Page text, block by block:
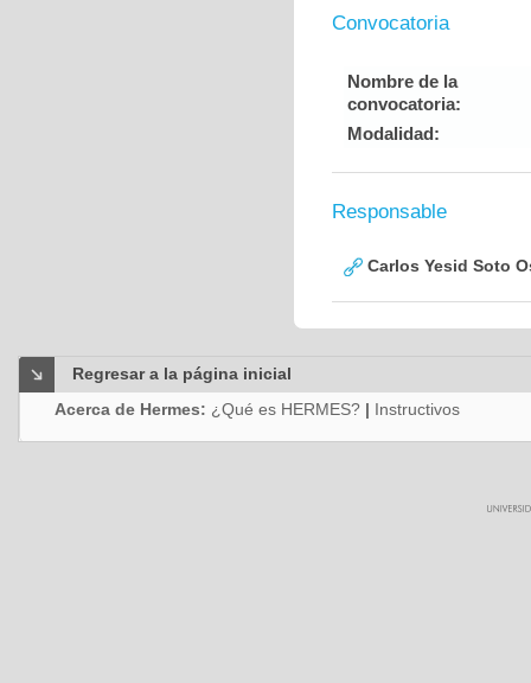
Convocatoria
Nombre de la
convocatoria:
Modalidad:
Responsable
Carlos Yesid Soto
Regresar a la página inicial
Acerca de Hermes: ¿Qué es HERMES? | Instructivos